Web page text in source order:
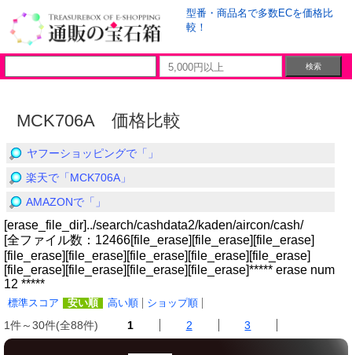
型番・商品名で多数ECを価格比
較！
MCK706A 価格比較
ヤフーショッピングで「」
楽天で「MCK706A」
AMAZONで「」
[erase_file_dir]../search/cashdata2/kaden/aircon/cash/
[全ファイル数：12466[file_erase][file_erase][file_erase]
[file_erase][file_erase][file_erase][file_erase][file_erase]
[file_erase][file_erase][file_erase][file_erase]***** erase num
12 *****
標準スコア 安い順 高い順 ショップ順
1件～30件(全88件) 1 2 3